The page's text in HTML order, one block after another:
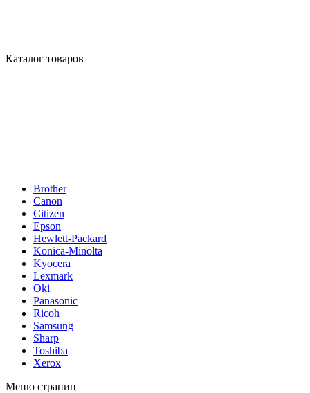
Каталог товаров
Brother
Canon
Citizen
Epson
Hewlett-Packard
Konica-Minolta
Kyocera
Lexmark
Oki
Panasonic
Ricoh
Samsung
Sharp
Toshiba
Xerox
Меню страниц